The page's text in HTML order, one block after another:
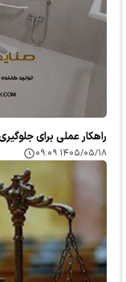
راهکار عملی برای
۱۴۰۵/۰۵/۱۸ ۰۹:۰۹